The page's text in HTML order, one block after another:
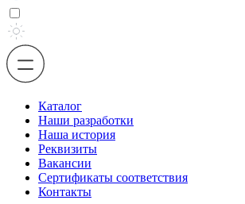
Каталог
Наши разработки
Наша история
Реквизиты
Вакансии
Сертификаты соответствия
Контакты